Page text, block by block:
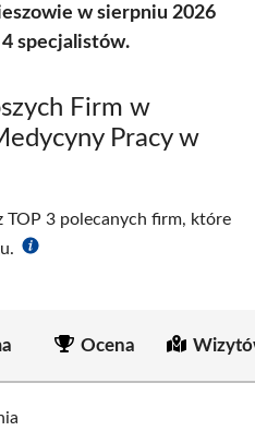
w sierpniu 2026
specjalistów.
Firm w
Pracy w
TOP 3 polecanych firm, które
Ocena